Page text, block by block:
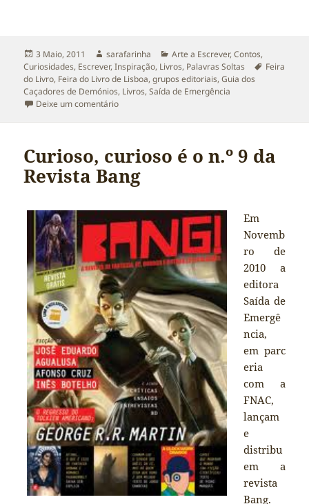
Publicado
a
3 Maio, 2011 Autor
sarafarinha Categorias
Arte a Escrever,Contos,
Curiosidades, Escrever,Inspiração, Livros, Palavras Soltas Etiquetas
Feira
do Livro, Feira do Livro de Lisboa,grupos editoriais,Guia dos
Caçadores de Demónios, Livros,Saída de Emergência
Deixe um comentáriosobre Feira do Livro de Lisboa. Nem a chuva
Curioso, curioso é o n.º 9 da
Revista Bang
Em
Novemb
ro de
2010 a
editora
Saída de
Emergê
ncia,
em parc
eria
com a
FNAC,
lançam
e
distribu
em a
revista
Bang.